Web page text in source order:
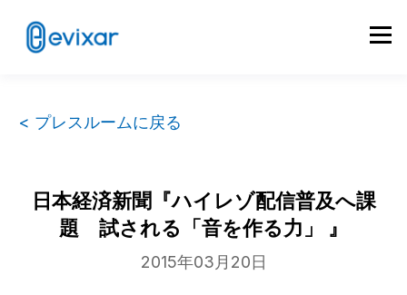
< プレスルームに戻る
日本経済新聞『ハイレゾ配信普及へ課
題 試される「音を作る力」 』
2015年03月20日